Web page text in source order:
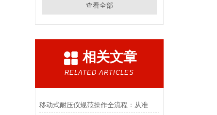
查看全部
相关文章
RELATED ARTICLES
移动式耐压仪规范操作全流程：从准备到收尾的精准把控